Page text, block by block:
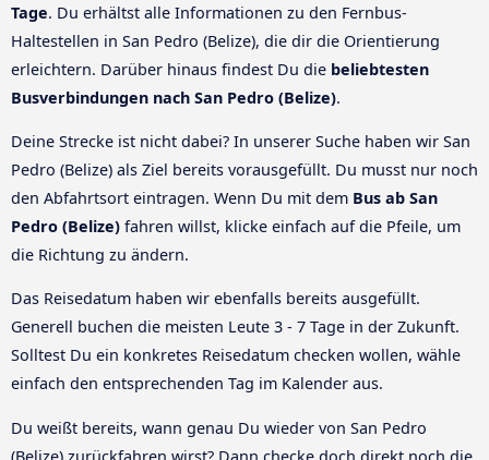
Tage. Du erhältst alle Informationen zu den Fernbus-
Haltestellen in San Pedro (Belize), die dir die Orientierung
erleichtern. Darüber hinaus findest Du die beliebtesten
Busverbindungen nach San Pedro (Belize).
Deine Strecke ist nicht dabei? In unserer Suche haben wir San
Pedro (Belize) als Ziel bereits vorausgefüllt. Du musst nur noch
den Abfahrtsort eintragen. Wenn Du mit dem Bus ab San
Pedro (Belize) fahren willst, klicke einfach auf die Pfeile, um
die Richtung zu ändern.
Das Reisedatum haben wir ebenfalls bereits ausgefüllt.
Generell buchen die meisten Leute 3 - 7 Tage in der Zukunft.
Solltest Du ein konkretes Reisedatum checken wollen, wähle
einfach den entsprechenden Tag im Kalender aus.
Du weißt bereits, wann genau Du wieder von San Pedro